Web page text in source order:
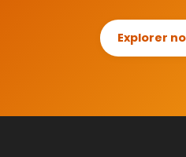
Explorer